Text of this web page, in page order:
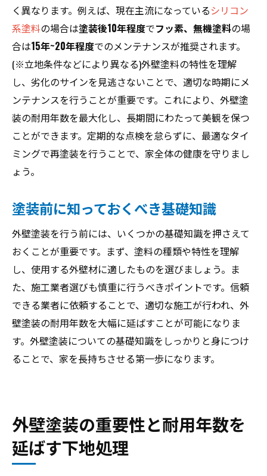
く異なります。例えば、現在主流になっているシリコン
系塗料の場合は塗装後10年程度でフッ素、無機塗料の場
合は15年~20年程度でのメンテナンスが推奨されます。
(※立地条件などにより異なる)外壁塗料の特性を理解
し、劣化のサインを見逃さないことで、適切な時期にメ
ンテナンスを行うことが重要です。これにより、外壁塗
装の耐用年数を最大化し、長期間にわたって美観を保つ
ことができます。定期的な点検を怠らずに、最適なタイ
ミングで再塗装を行うことで、家全体の健康を守りまし
ょう。
塗装前に知っておくべき基礎知識
外壁塗装を行う前には、いくつかの基礎知識を押さえて
おくことが重要です。まず、塗料の種類や特性を理解
し、使用する外壁材に適したものを選びましょう。ま
た、施工業者選びも慎重に行うべきポイントです。信頼
できる業者に依頼することで、適切な施工が行われ、外
壁塗装の耐用年数を大幅に延ばすことが可能になりま
す。外壁塗装についての基礎知識をしっかりと身につけ
ることで、家を長持ちさせる第一歩になります。
外壁塗装の重要性と耐用年数を
延ばす下地処理